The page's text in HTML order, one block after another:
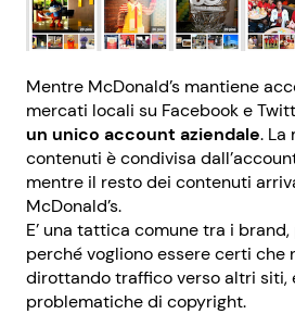
Mentre McDonald’s mantiene
mercati locali su Facebook e
un unico account aziendale. La
contenuti è condivisa
mentre il resto dei contenuti
McDonald’s.
E’ una tattica comune tra i
perché vogliono essere certi che
dirottando traffico verso altri siti,
problematiche di copyright.